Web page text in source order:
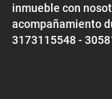
inmueble con
acompañamiento
3173115548 -